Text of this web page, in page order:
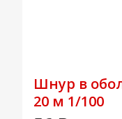
Шнур в
20 м 1/100